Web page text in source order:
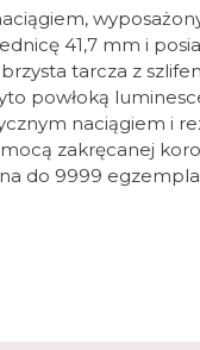
41,7 mm i
tarcza z
powłoką
naciągiem i
zakręcanej
do 9999